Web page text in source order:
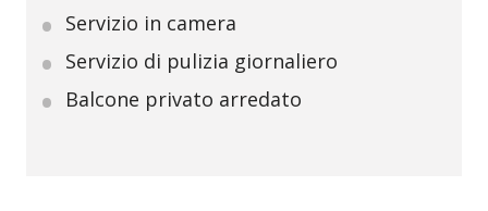
Servizio in camera
Servizio di pulizia giornaliero
Balcone privato arredato